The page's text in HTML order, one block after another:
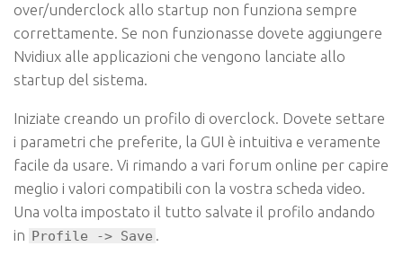
over/underclock allo startup non funziona sempre
correttamente. Se non funzionasse dovete aggiungere
Nvidiux alle applicazioni che vengono lanciate allo
startup del sistema.
Iniziate creando un profilo di overclock. Dovete settare
i parametri che preferite, la GUI è intuitiva e veramente
facile da usare. Vi rimando a vari forum online per capire
meglio i valori compatibili con la vostra scheda video.
Una volta impostato il tutto salvate il profilo andando
in Profile -> Save .